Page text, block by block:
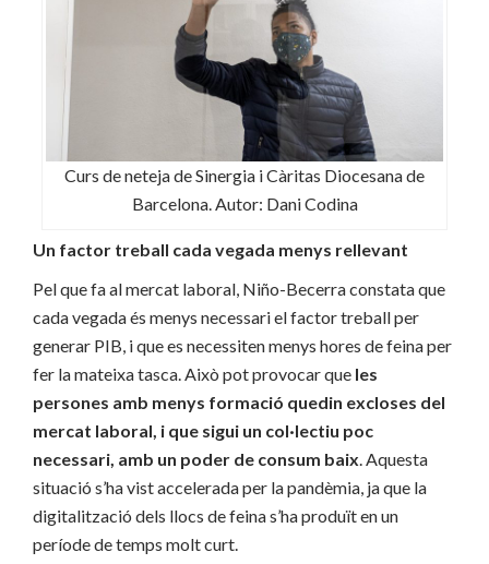
Curs de neteja de Sinergia i Càritas Diocesana de
Barcelona. Autor: Dani Codina
Un factor treball cada vegada menys rellevant
Pel que fa al mercat laboral, Niño-Becerra constata que
cada vegada és menys necessari el factor treball per
generar PIB, i que es necessiten menys hores de feina per
fer la mateixa tasca. Això pot provocar que les
persones amb menys formació quedin excloses del
mercat laboral, i que sigui un col·lectiu poc
necessari, amb un poder de consum baix. Aquesta
situació s’ha vist accelerada per la pandèmia, ja que la
digitalització dels llocs de feina s’ha produït en un
període de temps molt curt.